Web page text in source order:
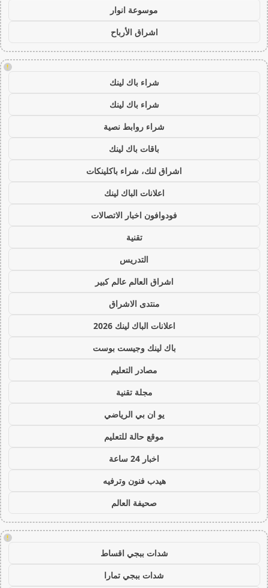
موسوعة انوار
اشراق الأرباح
!
شراء باك لينك
شراء باك لينك
شراء روابط نصية
باقات باك لينك
اشراق لنك، شراء باكلينكات
اعلانات الباك لينك
فودوافون اخبار الاتصالات
تقنية
التدريس
اشراق العالم عالم كبير
منتدى الاشراق
اعلانات الباك لينك 2026
باك لينك وجيست بوست
مصادر التعليم
مجلة تقنية
يو ان بي الرياضي
موقع حالة للتعليم
اخبار 24 ساعة
هيدب فنون وترفيه
صحيفة العالم
!
شدات ببجي اقساط
شدات ببجي تمارا